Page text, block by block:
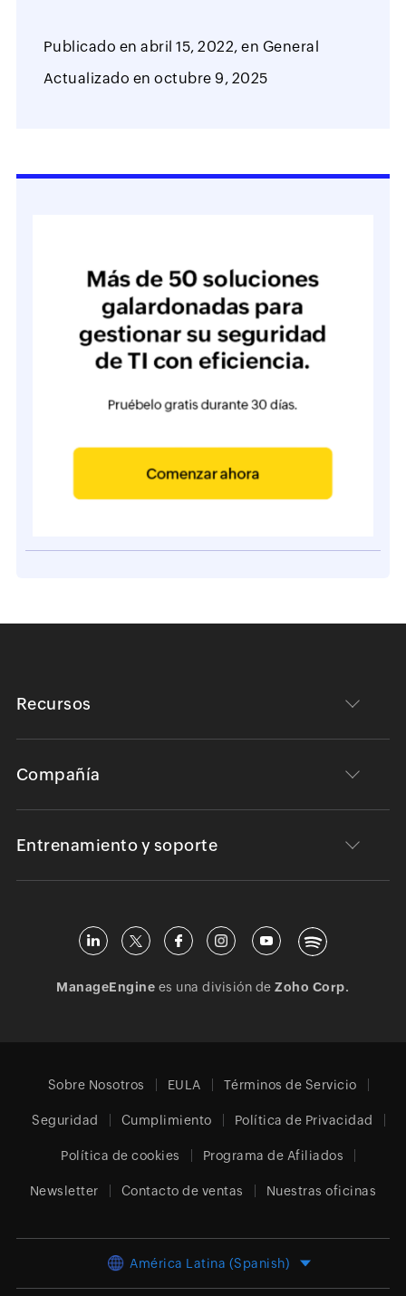
Publicado enabril 15, 2022, en General
Actualizado enoctubre 9, 2025
Recursos
Compañía
Entrenamiento y soporte
ManageEngine es una división deZoho Corp.
Sobre Nosotros EULA Términos de Servicio
Seguridad Cumplimiento Política de Privacidad
Política de cookies Programa de Afiliados
Newsletter Contacto de ventas Nuestras oficinas
América Latina (Spanish)